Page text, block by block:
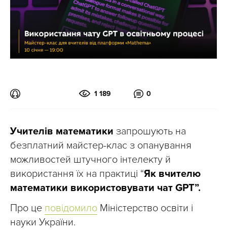
1 189 0
Учителів математики запрошують на
безплатний майстер-клас з опанування
можливостей штучного інтелекту й
використання їх на практиці “Як вчителю
математики використовувати чат GPT”.
Про це повідомило Міністерство освіти і
науки України.